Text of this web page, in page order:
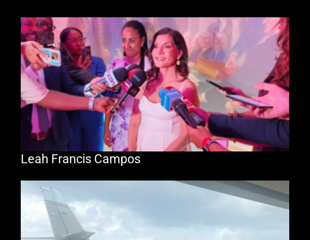
Leah Francis Campos